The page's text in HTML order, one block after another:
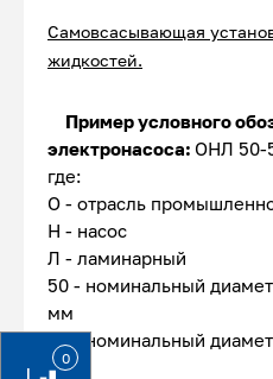
0
Самовсасывающая у
жидкостей.
Пример условного
электронасоса: ОНЛ 50-
где:
О - отрасль
Н - насос
Л - ламинарный
50 - номинальный
мм
50 - номинальный
мм